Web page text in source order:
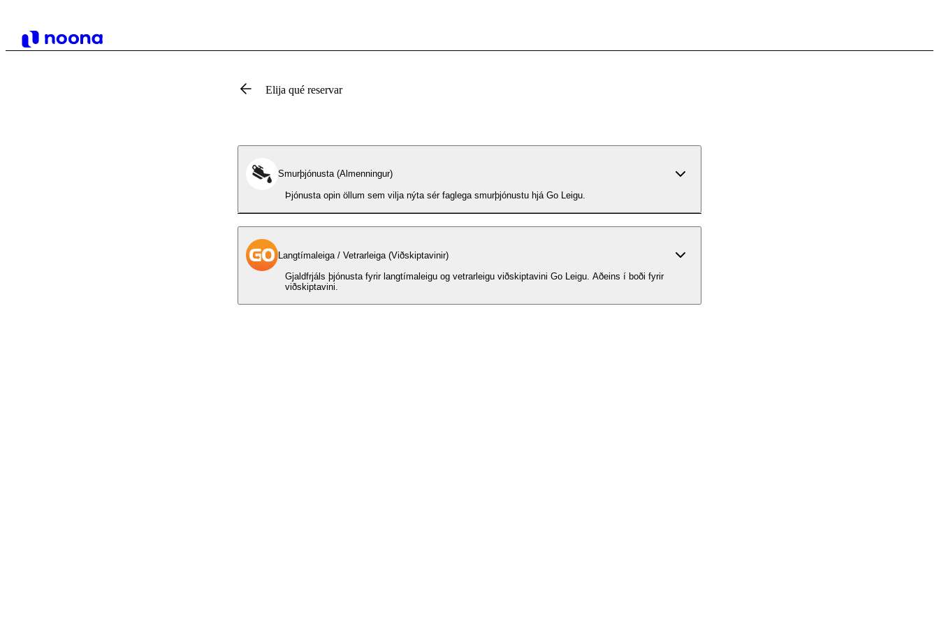
Elija qué reservar
Smurþjónusta (Almenningur)
Þjónusta opin öllum sem vilja nýta sér faglega smurþjónustu hjá Go Leigu.
Langtímaleiga / Vetrarleiga (Viðskiptavinir)
Gjaldfrjáls þjónusta fyrir langtímaleigu og vetrarleigu viðskiptavini Go Leigu. Aðeins í boði fyrir
viðskiptavini.